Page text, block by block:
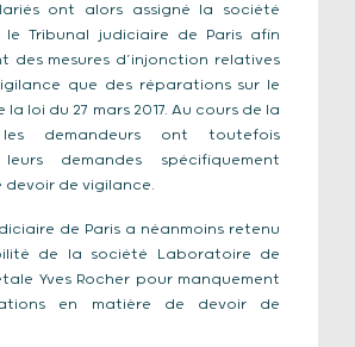
ont alors assigné la société
le Tribunal judiciaire de Paris afin
des mesures d’injonction relatives
que des réparations sur le
loi du 27 mars 2017. Au cours de la
les demandeurs ont toutefois
demandes spécifiquement
devoir de vigilance.
de Paris a néanmoins retenu
de la société Laboratoire de
Yves Rocher pour manquement
en matière de devoir de